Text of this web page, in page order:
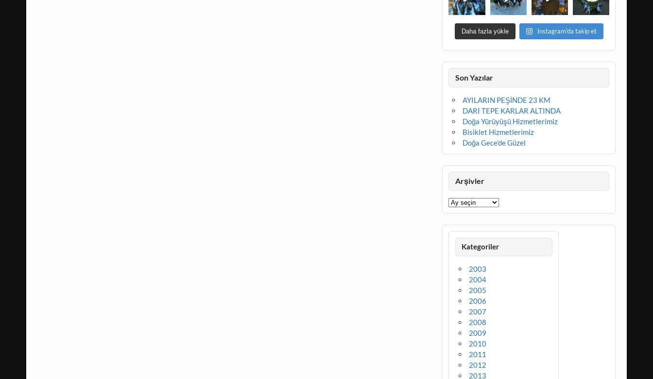
Daha fazla yükle Instagram'da takip et
Son Yazılar
AYILARIN PEŞİNDE 23 KM
DARI TEPE KARLAR ALTINDA
Doğa Yürüyüşü Hizmetlerimiz
Bisiklet Hizmetlerimiz
Doğa Gece’de Güzel
Arşivler
Arşivler
Kategoriler
2003
2004
2005
2006
2007
2008
2009
2010
2011
2012
2013